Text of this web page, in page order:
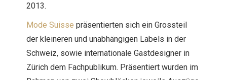
2013.
Mode Suisse präsentierten sich ein Grossteil
der kleineren und unabhängigen Labels in der
Schweiz, sowie internationale Gastdesigner in
Zürich dem Fachpublikum. Präsentiert wurden im